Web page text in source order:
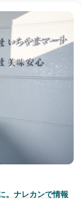
。ナレカンで情報